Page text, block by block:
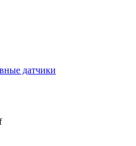
датчики